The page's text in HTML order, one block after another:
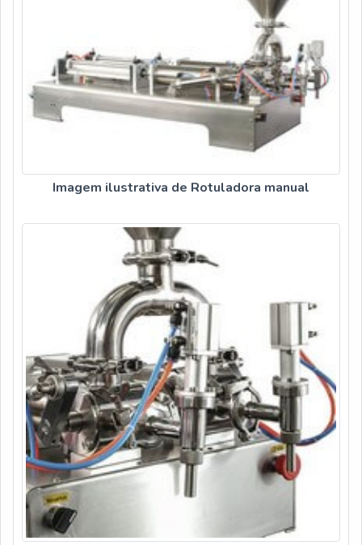
simples, mas que mostram o comprometimento da empresa
com seus clientes.Existem muitas formas diferentes de
demonstrar conhecimento e autoridade em sua área de
atuação. Para provar a sua eficiência no mercado de
rotuladora de etiquetas adesivas, a Dosar Equipamentos se
destaca por ser: Comprometida com os serviços;
Responsável; Altamente qualificada; Inovadora;
Segura. REFERÊNCIA DE QUALIDADE NO
SEGMENTOSomente na Dosar Equipamentos sempre tem a
solução mais buscada na área de rotuladora de etiquetas
eletrônico e adequações às novas normas.Isso se deve ao
fato de a empresa ser comprometida com os serviços e
altamente qualificada, conquistas adquiridas porque investiu
em uma estrutura que hoje conta com escritório de alta
qualidade onde são realizadas as atividades e estrutura
suficiente para atender todas as demandas. Todos esses
fatores, agregados a uma equipe com colaboradores
proativos e profissionais com vasta experiência nas áreas de
atuação, garantem a melhor experiência para os clientes com
qualidade.Aproveite a visita para acessar o site e saber mais
sobre a empresa, os serviços e os produtos. Se preferir,
entre em contato com um dos nossos consultores e solicite
um orçamento!
Imagem ilustrativa de Rotuladora manual